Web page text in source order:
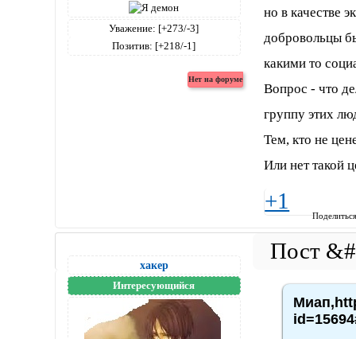
Уважение: [+273/-3]
Позитив: [+218/-1]
но в качестве
добровольцы
какими то
Вопрос - что
группу этих
Тем, кто не
Или нет такой
+1
хакер
Интересующийся